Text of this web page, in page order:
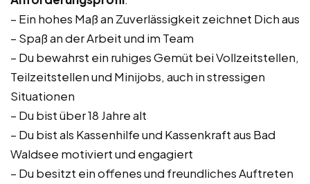
– Ein hohes Maß an Zuverlässigkeit zeichnet Dich aus
– Spaß an der Arbeit und im Team
– Du bewahrst ein ruhiges Gemüt bei Vollzeitstellen,
Teilzeitstellen und Minijobs, auch in stressigen
Situationen
– Du bist über 18 Jahre alt
– Du bist als Kassenhilfe und Kassenkraft aus Bad
Waldsee motiviert und engagiert
– Du besitzt ein offenes und freundliches Auftreten